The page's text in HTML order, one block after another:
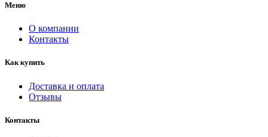
Меню
О компании
Контакты
Как купить
Доставка и оплата
Отзывы
Контакты